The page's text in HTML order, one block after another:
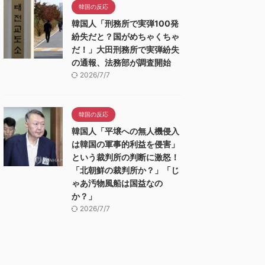
韓国の反応
韓国人「刑務所で実弾100発
紛失だと？国がめちゃくちゃ
だ！」大田刑務所で実弾紛失
の通報、法務部が調査開始
2026/7/7
韓国の反応
韓国人「平壌への無人機侵入
は韓国の軍事的利益を侵害」
という裁判所の判断に激怒！
「北朝鮮の裁判所か？」「じ
ゃあ汚物風船は国益なの
か？」
2026/7/7